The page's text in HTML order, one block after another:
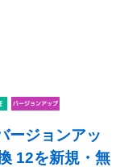
ージョンアッ
12を新規・無